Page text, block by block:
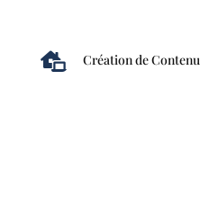
 Création de Contenu